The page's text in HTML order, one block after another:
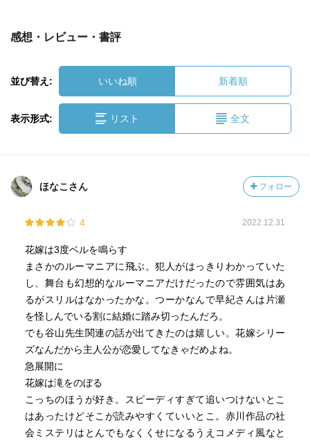
感想・レビュー・書評
並び替え: いいね順 新着順
表示形式: リスト 全文
ほなこさん フォロー
4 2022.12.31
花嫁は3度ベルを鳴らす
まさかのルーマニアに飛ぶ。犯人がはっきりわかっていた
し、舞台も幻想的なルーマニアだけだったので雰囲気はあ
るがスリルはなかったかな。つーかなんで早紀さんは片瀬
を怪しんでいる割に結婚に踏み切ったんだろ。
でも谷山先生関連の話が出てきたのは嬉しい。花嫁シリー
ズなんだから主人公が恋愛してなきゃだめよね。
急展開に
花嫁は滝をのぼる
こっちのほうが好き。スピーディすぎて追いつけないとこ
はあったけどそこが読みやすくていいとこ。赤川作品の社
会ミステリはとんでもなくくせになるうえコメディ風なと